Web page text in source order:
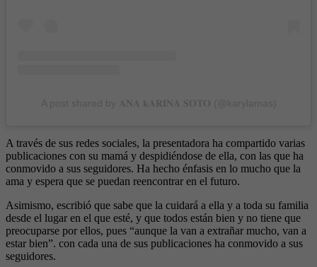
A través de sus redes sociales, la presentadora ha compartido varias
publicaciones con su mamá y despidiéndose de ella, con las que ha
conmovido a sus seguidores. Ha hecho énfasis en lo mucho que la
ama y espera que se puedan reencontrar en el futuro.
Asimismo, escribió que sabe que la cuidará a ella y a toda su familia
desde el lugar en el que esté, y que todos están bien y no tiene que
preocuparse por ellos, pues “aunque la van a extrañar mucho, van a
estar bien”. con cada una de sus publicaciones ha conmovido a sus
seguidores.